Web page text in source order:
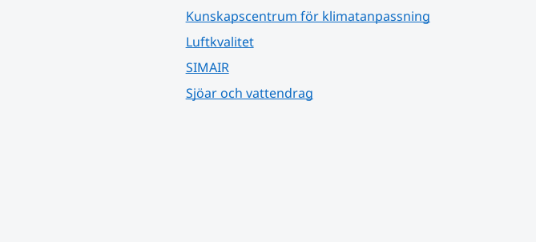
Kunskapscentrum för klimatanpassning
Luftkvalitet
SIMAIR
Sjöar och vattendrag